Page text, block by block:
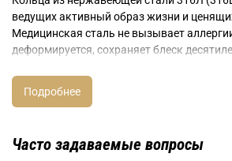
ведущих активный образ жизни и
Медицинская сталь не вызывает
деформируется, сохраняет блеск
(PVD)-покрытием и рельефными узорами,
Morellato с инкрустацией кристаллами,
Часто задаваемые вопросы